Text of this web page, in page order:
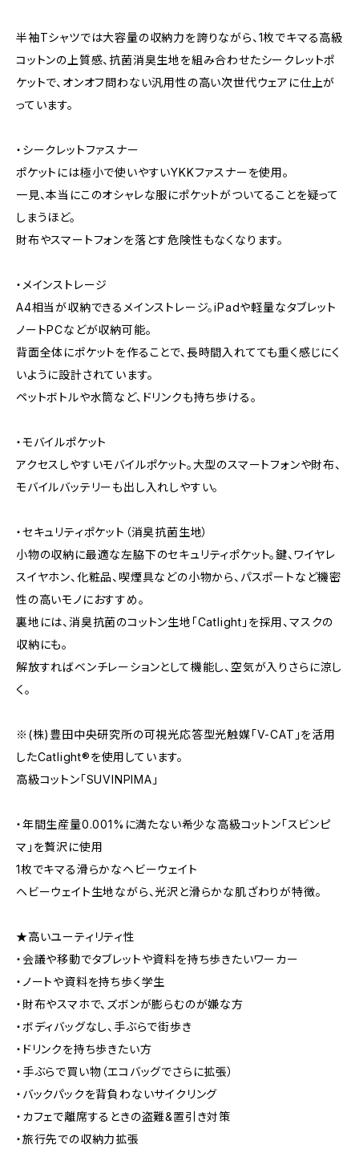
半袖Tシャツでは大容量の収納力を誇りながら、1枚でキマる高級
コットンの上質感、抗菌消臭生地を組み合わせたシークレットポ
ケットで、オンオフ問わない汎用性の高い次世代ウェアに仕上が
っています。
・シークレットファスナー
ポケットには極小で使いやすいYKKファスナーを使用。
一見、本当にこのオシャレな服にポケットがついてることを疑って
しまうほど。
財布やスマートフォンを落とす危険性もなくなります。
・メインストレージ
A4相当が収納できるメインストレージ。iPadや軽量なタブレット
ノートPCなどが収納可能。
背面全体にポケットを作ることで、長時間入れてても重く感じにく
いように設計されています。
ペットボトルや水筒など、ドリンクも持ち歩ける。
・モバイルポケット
アクセスしやすいモバイルポケット。大型のスマートフォンや財布、
モバイルバッテリーも出し入れしやすい。
・セキュリティポケット（消臭抗菌生地）
小物の収納に最適な左脇下のセキュリティポケット。鍵、ワイヤレ
スイヤホン、化粧品、喫煙具などの小物から、パスポートなど機密
性の高いモノにおすすめ。
裏地には、消臭抗菌のコットン生地「Catlight」を採用、マスクの
収納にも。
解放すればベンチレーションとして機能し、空気が入りさらに涼し
く。
※(株)豊田中央研究所の可視光応答型光触媒「V-CAT」を活用
したCatlight®を使用しています。
高級コットン「SUVINPIMA」
・年間生産量0.001%に満たない希少な高級コットン「スビンピ
マ」を贅沢に使用
1枚でキマる滑らかなヘビーウェイト
ヘビーウェイト生地ながら、光沢と滑らかな肌ざわりが特徴。
★高いユーティリティ性
・会議や移動でタブレットや資料を持ち歩きたいワーカー
・ノートや資料を持ち歩く学生
・財布やスマホで、ズボンが膨らむのが嫌な方
・ボディバッグなし、手ぶらで街歩き
・ドリンクを持ち歩きたい方
・手ぶらで買い物（エコバッグでさらに拡張）
・バックパックを背負わないサイクリング
・カフェで離席するときの盗難&置引き対策
・旅行先での収納力拡張